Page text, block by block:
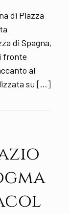
di Piazza
di Spagna,
fronte
al
su […]